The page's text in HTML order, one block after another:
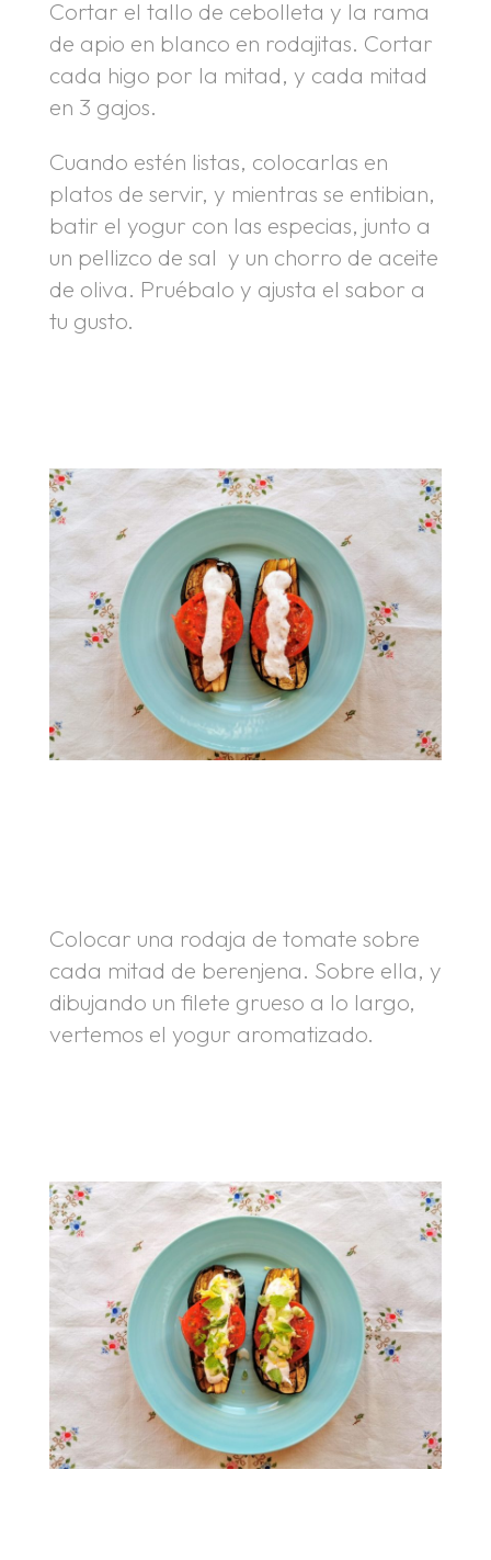
Cortar el tallo de cebolleta y la rama
de apio en blanco en rodajitas. Cortar
cada higo por la mitad, y cada mitad
en 3 gajos.
Cuando estén listas, colocarlas en
platos de servir, y mientras se entibian,
batir el yogur con las especias, junto a
un pellizco de sal y un chorro de aceite
de oliva. Pruébalo y ajusta el sabor a
tu gusto.
Colocar una rodaja de tomate sobre
cada mitad de berenjena. Sobre ella, y
dibujando un filete grueso a lo largo,
vertemos el yogur aromatizado.